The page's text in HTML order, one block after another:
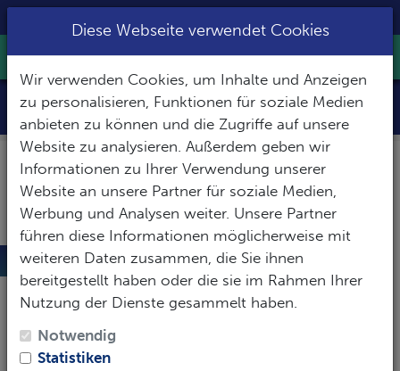
Toggle
Sudan
Sudan
Eines der größten Länder des afrikanischen
Kontinents liegt zwischen Ägypten, Libyen, dem
Tschad, der Zentralafrikanischen Republik, Zaire,
Uganda, Kenia, Äthiopien und was für uns Taucher
Diese Webseite verwendet Cookies
Wir verwenden Cookies, um Inhalte und Anzeigen
zu personalisieren, Funktionen für soziale Medien
anbieten zu können und die Zugriffe auf unsere
Website zu analysieren. Außerdem geben wir
Informationen zu Ihrer Verwendung unserer
Website an unsere Partner für soziale Medien,
Werbung und Analysen weiter. Unsere Partner
führen diese Informationen möglicherweise mit
weiteren Daten zusammen, die Sie ihnen
bereitgestellt haben oder die sie im Rahmen Ihrer
Nutzung der Dienste gesammelt haben.
Notwendig
Statistiken